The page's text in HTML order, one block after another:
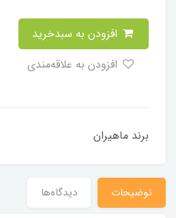
برند ماهیران
توضیحات دیدگاه‌ها